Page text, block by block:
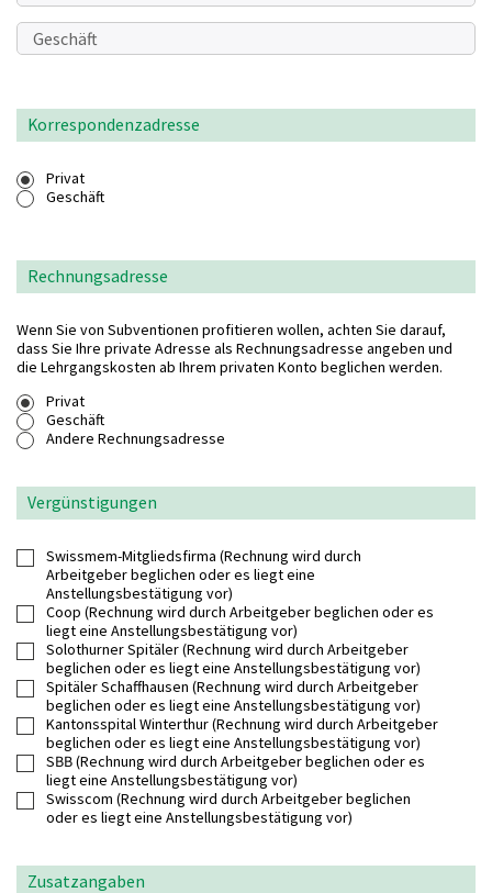
Korrespondenzadresse
Privat
Geschäft
Rechnungsadresse
Wenn Sie von Subventionen profitieren wollen, achten Sie darauf,
dass Sie Ihre private Adresse als Rechnungsadresse angeben und
die Lehrgangskosten ab Ihrem privaten Konto beglichen werden.
Privat
Geschäft
Andere Rechnungsadresse
Vergünstigungen
Swissmem-Mitgliedsfirma (Rechnung wird durch
Arbeitgeber beglichen oder es liegt eine
Anstellungsbestätigung vor)
Coop (Rechnung wird durch Arbeitgeber beglichen oder es
liegt eine Anstellungsbestätigung vor)
Solothurner Spitäler (Rechnung wird durch Arbeitgeber
beglichen oder es liegt eine Anstellungsbestätigung vor)
Spitäler Schaffhausen (Rechnung wird durch Arbeitgeber
beglichen oder es liegt eine Anstellungsbestätigung vor)
Kantonsspital Winterthur (Rechnung wird durch Arbeitgeber
beglichen oder es liegt eine Anstellungsbestätigung vor)
SBB (Rechnung wird durch Arbeitgeber beglichen oder es
liegt eine Anstellungsbestätigung vor)
Swisscom (Rechnung wird durch Arbeitgeber beglichen
oder es liegt eine Anstellungsbestätigung vor)
Zusatzangaben